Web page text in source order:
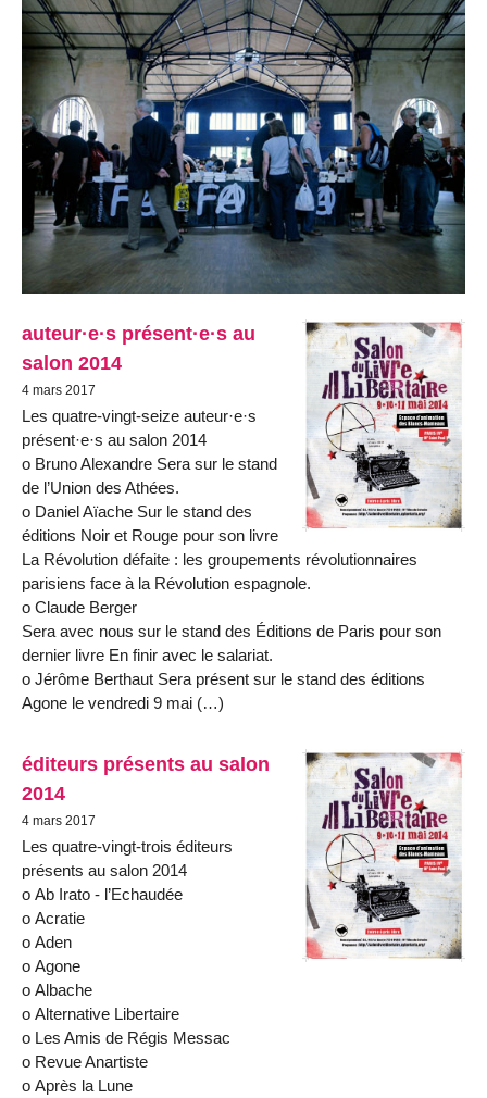
auteur·e·s présent·e·s au
salon 2014
4 mars 2017
Les quatre-vingt-seize auteur·e·s
présent·e·s au salon 2014
ο Bruno Alexandre Sera sur le stand
de l’Union des Athées.
ο Daniel Aïache Sur le stand des
éditions Noir et Rouge pour son livre
La Révolution défaite : les groupements révolutionnaires
parisiens face à la Révolution espagnole.
ο Claude Berger
Sera avec nous sur le stand des Éditions de Paris pour son
dernier livre En finir avec le salariat.
ο Jérôme Berthaut Sera présent sur le stand des éditions
Agone le vendredi 9 mai (…)
éditeurs présents au salon
2014
4 mars 2017
Les quatre-vingt-trois éditeurs
présents au salon 2014
ο Ab Irato - l’Echaudée
ο Acratie
ο Aden
ο Agone
ο Albache
ο Alternative Libertaire
ο Les Amis de Régis Messac
ο Revue Anartiste
ο Après la Lune